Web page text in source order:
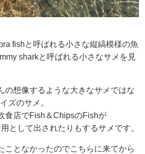
fishと呼ばれる小さな縦縞模様の魚
sharkと呼ばれる小さなサメを見
の想像するような大きなサメではな
ズのサメ。
食店でFish＆ChipsのFishが
として出されたりもするサメです。
ことなかったのでこちらに来てから